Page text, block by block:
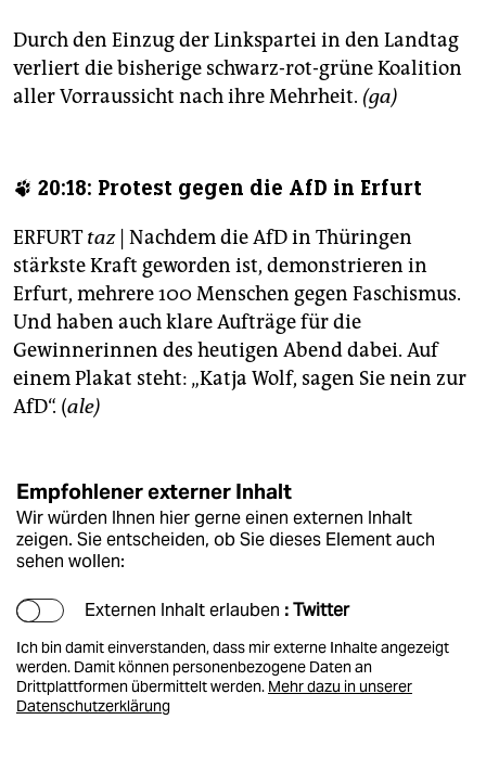
Durch den Einzug der Linkspartei in den Landtag
verliert die bisherige schwarz-rot-grüne Koalition
aller Vorraussicht nach ihre Mehrheit. (ga)
🐾 20:18: Protest gegen die AfD in Erfurt
ERFURT taz| Nachdem die AfD in Thüringen
stärkste Kraft geworden ist, demonstrieren in
Erfurt, mehrere 100 Menschen gegen Faschismus.
Und haben auch klare Aufträge für die
Gewinnerinnen des heutigen Abend dabei. Auf
einem Plakat steht: „Katja Wolf, sagen Sie nein zur
AfD“. (ale)
Empfohlener externer Inhalt
Wir würden Ihnen hier gerne einen externen Inhalt
zeigen. Sie entscheiden, ob Sie dieses Element auch
sehen wollen:
Externen Inhalt erlauben : Twitter
Ich bin damit einverstanden, dass mir externe Inhalte angezeigt
werden. Damit können personenbezogene Daten an
Drittplattformen übermittelt werden. Mehr dazu in unserer
Datenschutzerklärung